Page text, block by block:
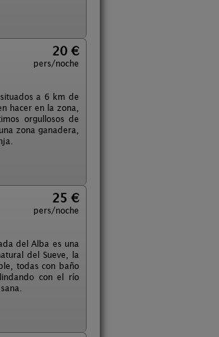
20 €
pers/noche
a 6 km de
hacer en la zona,
orgullosos de
zona ganadera,
25 €
pers/noche
del Alba es una
del Sueve, la
todas con baño
con el río